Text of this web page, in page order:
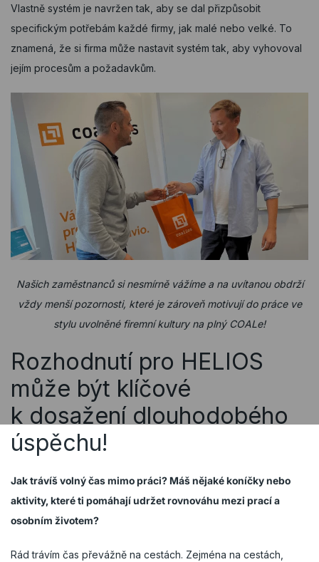
Vlastně systém je navržen tak, aby se dal přizpůsobit
specifickým potřebám každé firmy, jak malé nebo velké. To
znamená, že si firma může nastavit systém tak, aby vyhovoval
jejím procesům a požadavkům.
Našich zaměstnanců si nesmírně vážíme a na uvítanou obdrží
vždy menší pozornosti, které je zároveň motivují do práce ve
stylu uvolněné firemní kultury na plný COALe!
Rozhodnutí pro HELIOS
může být klíčové
k dosažení dlouhodobého
úspěchu!
Jak trávíš volný čas mimo práci? Máš nějaké koníčky nebo
aktivity, které ti pomáhají udržet rovnováhu mezi prací a
osobním životem?
Rád trávím čas převážně na cestách. Zejména na cestách,